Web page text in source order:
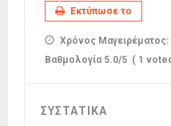
Εκτύπωσε το
Χρόνος Μαγειρέματος:
Βαθμολογία 5.0/5 ( 1
ΣΥΣΤΑΤΙΚΑ